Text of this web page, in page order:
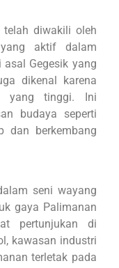
telah diwakili oleh
aktif dalam
Gegesik yang
dikenal karena
yang tinggi. Ini
budaya seperti
dan berkembang
seni wayang
gaya Palimanan
pertunjukan di
kawasan industri
terletak pada